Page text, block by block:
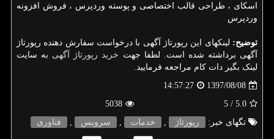
اسکای ، طراحی قالب اختصاصی و پوسته وردپرس ، فروش افزونه
وردپرس
توضیح: لینکهای این رپورتاژ آگهی با درخواست سفارش دهنده رپورتاژ
آگهی برداشته شده است. لطفا جهت خرید رپورتاژ آگهی به سایت
لینک بگیر دات کام مراجعه فرمایید.
1397/08/08
14:57:27
5.0
/ 5
5038
تگهای خبر:
رپورتاژ , خدمات , سرویس , فناوری